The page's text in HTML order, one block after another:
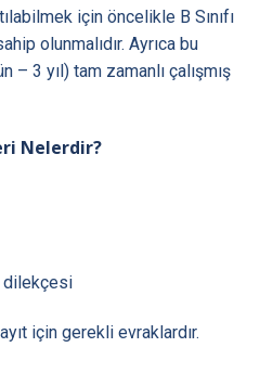
için öncelikle B Sınıfı
olunmalıdır. Ayrıca bu
– 3 yıl) tam zamanlı çalışmış
Nelerdir?
dilekçesi
için gerekli evraklardır.